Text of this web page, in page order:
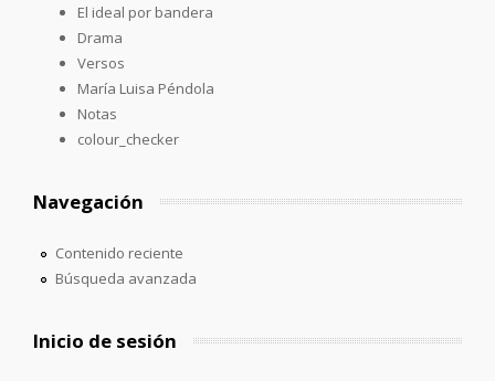
El ideal por bandera
Drama
Versos
María Luisa Péndola
Notas
colour_checker
Navegación
Contenido reciente
Búsqueda avanzada
Inicio de sesión